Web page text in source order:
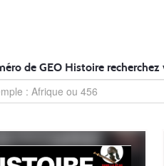
de GEO Histoire recherchez